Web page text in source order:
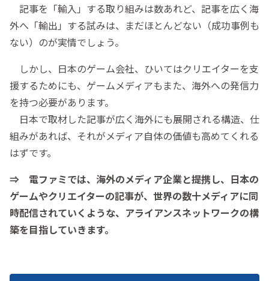
記事を「輸入」する取り組みは数あれど、記事を広く海
外へ「輸出」する試みは、まだほとんどない（成功事例も
ない）のが実情でしょう。
しかし、日本のゲーム会社、ひいてはクリエイターを支
援するためにも、ゲームメディアもまた、海外への発信力
を持つ必要があります。
日本で取材した記事が広く海外にも展開される構造、仕
組みがあれば、それがメディア自体の価値も高めてくれる
はずです。
⇒ 電ファミでは、海外のメディア企業と提携し、日本の
ゲームやクリエイターの記事が、世界の数十メディアに同
時配信されていくような、アライアンスネットワークの構
築を目指していきます。